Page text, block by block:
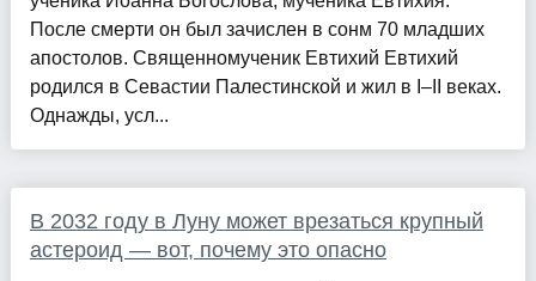
После смерти он был зачислен в сонм 70 младших
апостолов. Священномученик Евтихий Евтихий
родился в Севастии Палестинской и жил в I–II веках.
Однажды, усл...
В 2032 году в Луну может врезаться крупный
астероид — вот, почему это опасно